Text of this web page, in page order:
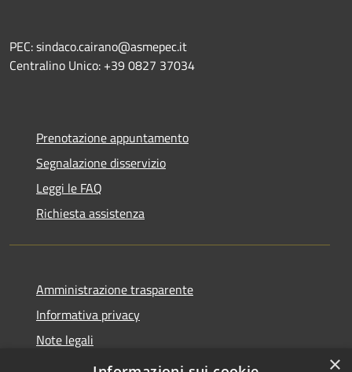
PEC: sindaco.cairano@asmepec.it
Centralino Unico: +39 0827 37034
Prenotazione appuntamento
Segnalazione disservizio
Leggi le FAQ
Richiesta assistenza
Amministrazione trasparente
Informativa privacy
Note legali
Dichiarazione di accessibilità
×